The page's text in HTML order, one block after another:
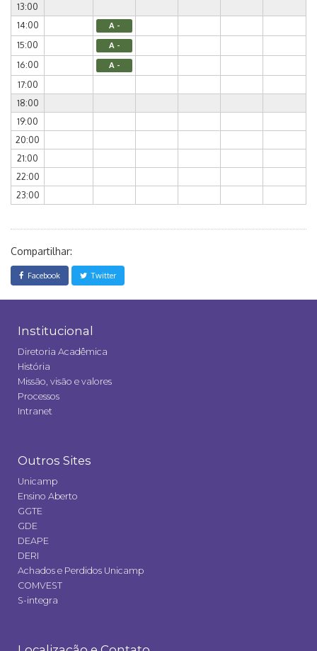
13:00
14:00
A -
15:00 A -
16:00 A -
17:00
18:00
19:00
20:00
21:00
22:00
23:00
Compartilhar:
Facebook Twitter
Institucional
Diretoria Acadêmica
História
Missão, visão e valores
Processos
Intranet
Outros Sites
Unicamp
Ensino Aberto
GGTE
GDE
DEAPE
DERI
Achados e Perdidos Unicamp
COMVEST
S-integra